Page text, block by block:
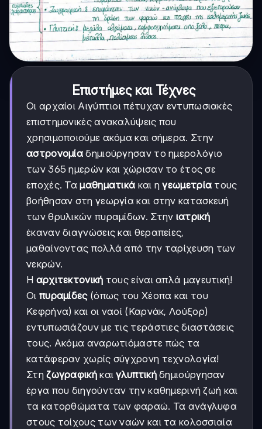
Επιστήμες και Τέχνες
Οι αρχαίοι Αιγύπτιοι πέτυχαν εντυπωσιακές
επιστημονικές ανακαλύψεις που
χρησιμοποιούμε ακόμα και σήμερα. Στην
αστρονομία δημιούργησαν το ημερολόγιο
των 365 ημερών και χώρισαν το έτος σε
εποχές. Ταμαθηματικά και ηγεωμετρία τους
βοήθησαν στη γεωργία και στην κατασκευή
των θρυλικών πυραμίδων. Στην ιατρική
έκαναν διαγνώσεις και θεραπείες,
μαθαίνοντας πολλά από την ταρίχευση των
νεκρών.
Η αρχιτεκτονική τους είναι απλά μαγευτική!
Οι πυραμίδες(όπως του Χέοπα και του
Κεφρήνα) και οι ναοί (Καρνάκ, Λούξορ)
εντυπωσιάζουν με τις τεράστιες διαστάσεις
τους. Ακόμα αναρωτιόμαστε πώς τα
κατάφεραν χωρίς σύγχρονη τεχνολογία!
Στηζωγραφικήκαιγλυπτικήδημιούργησαν
έργα που διηγούνταν την καθημερινή ζωή και
τα κατορθώματα των φαραώ. Τα ανάγλυφα
στους τοίχους των ναών και τα κολοσσιαία